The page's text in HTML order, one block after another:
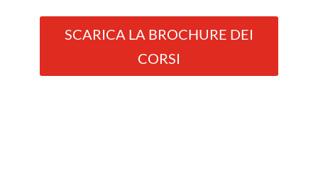
SCARICA LA BROCHURE DEI
CORSI